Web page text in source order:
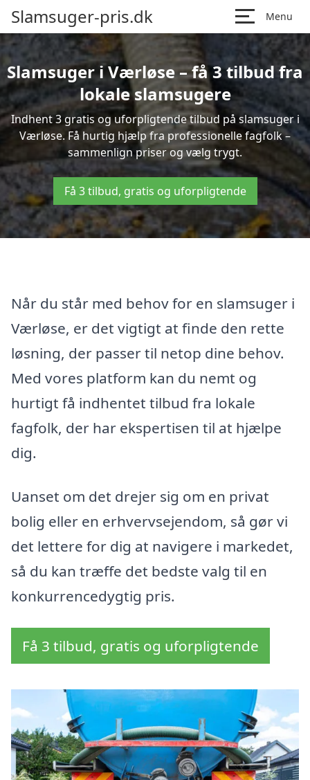
Slamsuger-pris.dk Menu
Slamsuger i Værløse – få 3 tilbud fra
lokale slamsugere
Indhent 3 gratis og uforpligtende tilbud på slamsuger i
Værløse. Få hurtig hjælp fra professionelle fagfolk –
sammenlign priser og vælg trygt.
Få 3 tilbud, gratis og uforpligtende
Når du står med behov for en slamsuger i
Værløse, er det vigtigt at finde den rette
løsning, der passer til netop dine behov.
Med vores platform kan du nemt og
hurtigt få indhentet tilbud fra lokale
fagfolk, der har ekspertisen til at hjælpe
dig.
Uanset om det drejer sig om en privat
bolig eller en erhvervsejendom, så gør vi
det lettere for dig at navigere i markedet,
så du kan træffe det bedste valg til en
konkurrencedygtig pris.
Få 3 tilbud, gratis og uforpligtende